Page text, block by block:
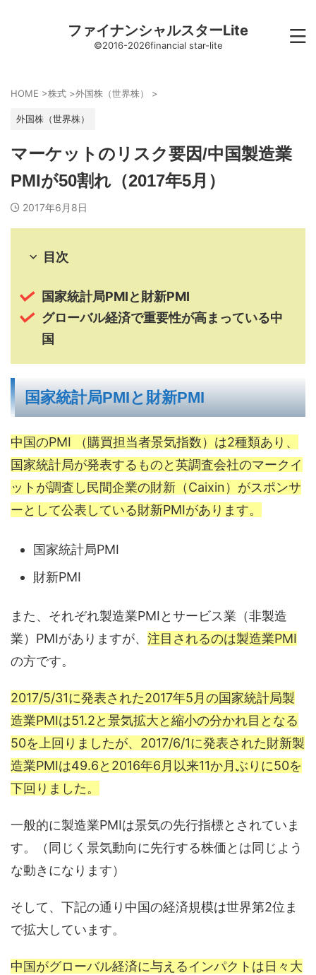
ファイナンシャルスターLite
©2016-2026financial star-lite
HOME >株式 >外国株（世界株） >
外国株（世界株）
マーケットのリスク要因/中国製造業
PMIが50割れ（2017年5月）
2017年6月8日
目次
国家統計局PMIと財新PMI
グローバル経済で重要性が高まっている中
国
国家統計局PMIと財新PMI
中国のPMI （購買担当者景気指数）は2種類あり、
国家統計局が発表するものと英調査会社のマークイ
ットが調査し民間企業の財新（Caixin）がスポンサ
ーとして公表している財新PMIがあります。
国家統計局PMI
財新PMI
また、それぞれ製造業PMIとサービス業（非製造
業）PMIがありますが、 注目されるのは製造業PMI
の方です。
2017/5/31に発表された2017年5月の国家統計局製
造業PMIは51.2と景気拡大と縮小の分かれ目となる
50を上回りましたが、2017/6/1に発表された財新製
造業PMIは49.6と2016年6月以来11か月ぶりに50を
下回りました。
一般的に製造業PMIは景気の先行指標とされていま
す。（同じく景気動向に先行する株価とは同じよう
な動きになります）
そして、下記の通り中国の経済規模は世界第2位ま
で拡大しています。
中国がグローバル経済に与えるインパクトは日々大